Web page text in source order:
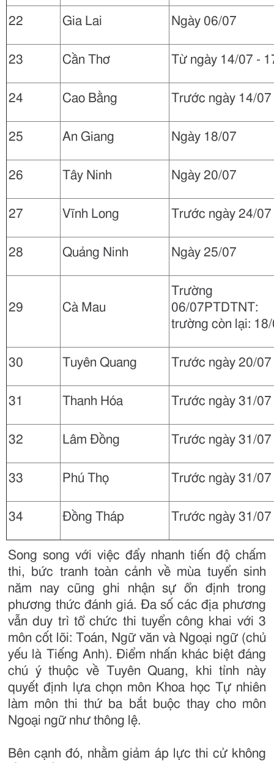
22 Gia Lai Ngày 06/07
23 Cần Thơ Từ ngày 14/07 -
24 Cao Bằng Trước ngày 14/07
25 An Giang Ngày 18/07
26 Tây Ninh Ngày 20/07
27 Vĩnh Long Trước ngày 24/07
28 Quảng Ninh Ngày 25/07
29 Cà Mau
Trường
06/
trường còn lại:
30 Tuyên Quang Trước ngày 20/07
31 Thanh Hóa Trước ngày 31/07
32 Lâm Đồng Trước ngày 31/07
33 Phú Thọ Trước ngày 31/07
34 Đồng Tháp Trước ngày 31/07
Song song với việc đẩy nhanh tiến độ chấm
thi, bức tranh toàn cảnh về mùa tuyển sinh
năm nay cũng ghi nhận sự ổn định trong
phương thức đánh giá. Đa số các địa phương
vẫn duy trì tổ chức thi tuyển công khai với 3
môn cốt lõi: Toán, Ngữ văn và Ngoại ngữ (chủ
yếu là Tiếng Anh). Điểm nhấn khác biệt đáng
chú ý thuộc về Tuyên Quang, khi tỉnh này
quyết định lựa chọn môn Khoa học Tự nhiên
làm môn thi thứ ba bắt buộc thay cho môn
Ngoại ngữ như thông lệ.
Bên cạnh đó, nhằm giảm áp lực thi cử không